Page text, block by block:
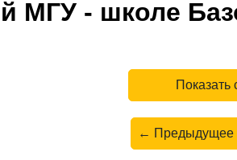
МГУ - школе
Показать
← Предыдущее